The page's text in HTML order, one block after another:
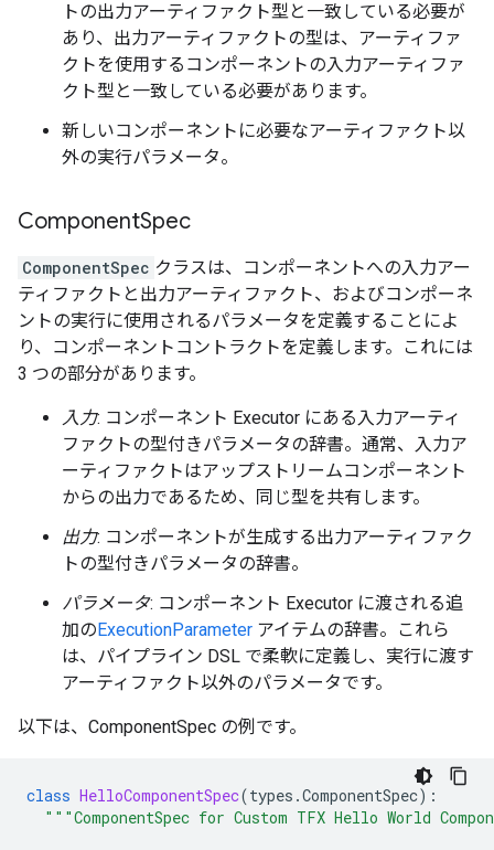
トの出力アーティファクト型と一致している必要が
あり、出力アーティファクトの型は、アーティファ
クトを使用するコンポーネントの入力アーティファ
クト型と一致している必要があります。
新しいコンポーネントに必要なアーティファクト以
外の実行パラメータ。
ComponentSpec
ComponentSpec クラスは、コンポーネントへの入力アー
ティファクトと出力アーティファクト、およびコンポーネ
ントの実行に使用されるパラメータを定義することによ
り、コンポーネントコントラクトを定義します。これには
3 つの部分があります。
入力: コンポーネント Executor にある入力アーティ
ファクトの型付きパラメータの辞書。通常、入力ア
ーティファクトはアップストリームコンポーネント
からの出力であるため、同じ型を共有します。
出力: コンポーネントが生成する出力アーティファク
トの型付きパラメータの辞書。
パラメータ: コンポーネント Executor に渡される追
加のExecutionParameter アイテムの辞書。これら
は、パイプライン DSL で柔軟に定義し、実行に渡す
アーティファクト以外のパラメータです。
以下は、ComponentSpec の例です。
class HelloComponentSpec(types .ComponentSpec):
"""ComponentSpec for Custom TFX Hello World